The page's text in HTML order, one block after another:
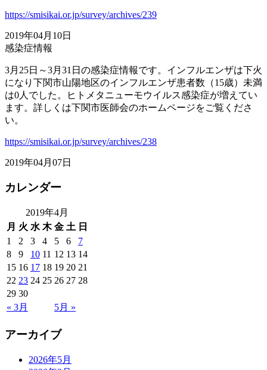
https://smisikai.or.jp/survey/archives/239
2019年04月10日
感染症情報
3月25日～3月31日の感染症情報です。インフルエンザは下火
になり下関市山陽地区のインフルエンザ患者数（15歳）未満
は0人でした。ヒトメタニューモウイルス感染症が増えてい
ます。詳しくは下関市医師会のホームページをご覧くださ
い。
https://smisikai.or.jp/survey/archives/238
2019年04月07日
カレンダー
2019年4月
月 火 水 木 金 土 日
« 3月 5月 »
1 2 3 4 5 6
7
8
9 10 11 12 13 14
15 16 17 18 19 20 21
22 23 24 25 26 27 28
29 30
アーカイブ
2026年5月